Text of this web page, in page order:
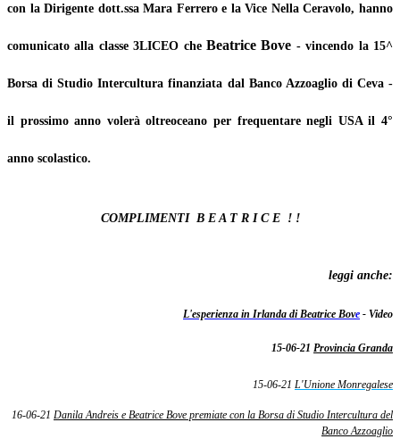
con la Dirigente dott.ssa Mara Ferrero e la Vice Nella Ceravolo, hanno
comunicato alla classe 3LICEO che Beatrice Bove - vincendo la 15^
Borsa di Studio Intercultura finanziata dal Banco Azzoaglio di Ceva -
il prossimo anno volerà oltreoceano per frequentare negli USA il 4°
anno scolastico.
COMPLIMENTI B E A T R I C E ! !
leggi anche:
L'esperienza in Irlanda di Beatrice Bove - Video
15-06-21 Provincia Granda
15-06-21 L'Unione Monregalese
16-06-21 Danila Andreis e Beatrice Bove premiate con la Borsa di Studio Intercultura del
Banco Azzoaglio